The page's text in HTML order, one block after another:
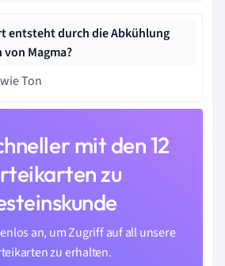
entsteht durch die Abkühlung
Magma?
Ton
mit den 12
zu
an, um Zugriff auf all unsere
zu erhalten.